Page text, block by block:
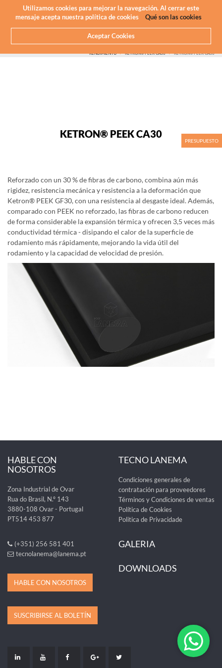
Utilizamos cookies para mejorar la navegación. Al cerrar este
mensaje acepta nuestra política de cookies
Qué son las cookies
Aceptar Cookies
Newsletter
RENDIMIENTO
KETRON® PEEK CA30 KETRON® PEEK CA30
KETRON® PEEK CA30
Reforzado con un 30 % de fibras de carbono, combina aún más
rigidez, resistencia mecánica y resistencia a la deformación que
Ketron® PEEK GF30, con una resistencia al desgaste ideal. Además,
comparado con PEEK no reforzado, las fibras de carbono reducen
de forma considerable la expansión térmica y ofrecen 3,5 veces más
conductividad térmica - disipando el calor de la superficie de
rodamiento más rápidamente, mejorando la vida útil del
rodamiento y la capacidad de velocidad de presión.
PRESUPUESTO
HABLE CON
NOSOTROS
Zona Industrial de Ovar
Rua do Brasil, N.º 143
3880-108 Ovar - Portugal
PT514 453 877
(+351) 256 581 401
tecnolanema@lanema.pt
HABLE CON NOSOTROS
TECNO LANEMA
Condiciones generales de
contratación para proveedores
Términos y Condiciones de ventas
Política de Cookies
Politica de Privacidade
GALERIA
DOWNLOADS
SUSCRIBIRSE AL BOLETÍN